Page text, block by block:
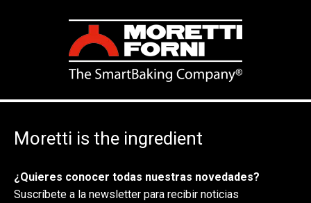
Moretti is the ingredient
¿Quieres conocer todas nuestras novedades?
Suscríbete a la newsletter para recibir noticias